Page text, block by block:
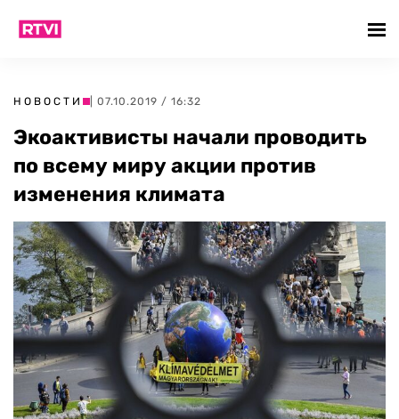
НОВОСТИ | 07.10.2019 / 16:32
Экоактивисты начали проводить
по всему миру акции против
изменения климата